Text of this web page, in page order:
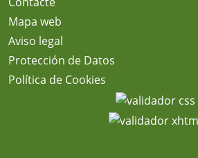
Mapa web
Aviso legal
Protección de Datos
Política de Cookies